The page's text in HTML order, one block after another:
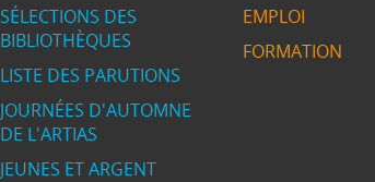
SÉLECTIONS DES
BIBLIOTHÈQUES
LISTE DES PARUTIONS
JOURNÉES D'AUTOMNE
DE L'ARTIAS
JEUNES ET ARGENT
EMPLOI
FORMATION